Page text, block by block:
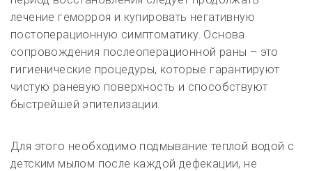
лечение геморроя и купировать негативную
постоперационную симптоматику. Основа
сопровождения послеоперационной раны – это
гигиенические процедуры, которые гарантируют
чистую раневую поверхность и способствуют
быстрейшей эпителизации.
Для этого необходимо подмывание теплой водой с
детским мылом после каждой дефекации, не